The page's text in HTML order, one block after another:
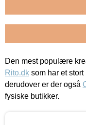
Den mest populære
Rito.dk som har et
derudover er der også
fysiske butikker.